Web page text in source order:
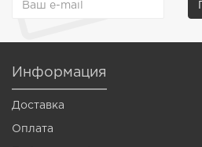
Информация
Доставка
Оплата